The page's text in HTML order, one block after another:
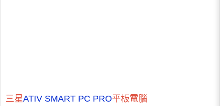
三星ATIV SMART PC PRO平板電腦